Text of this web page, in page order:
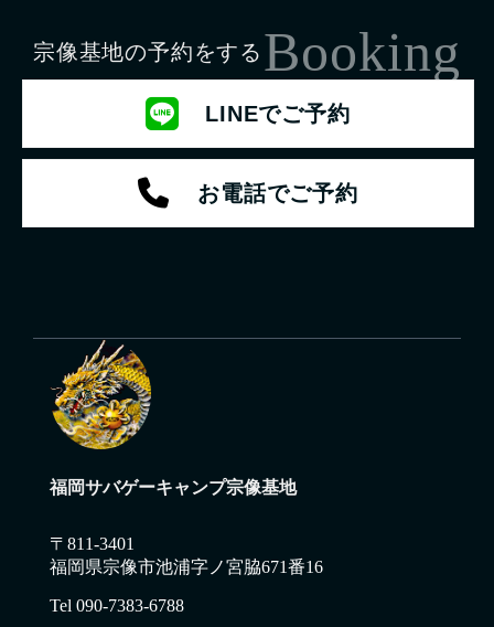
Booking
宗像基地の予約をする
LINEでご予約
お電話でご予約
福岡サバゲーキャンプ宗像基地
〒811-3401
福岡県宗像市池浦字ノ宮脇671番16
Tel 090-7383-6788